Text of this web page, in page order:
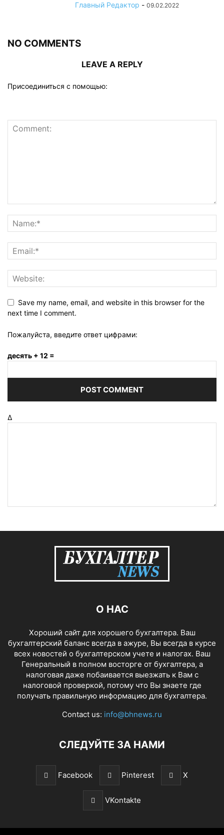
Главный Редактор - 09.02.2022
NO COMMENTS
LEAVE A REPLY
Присоединиться с помощью:
Save my name, email, and website in this browser for the
next time I comment.
Пожалуйста, введите ответ цифрами:
десять + 12 =
Δ
О НАС
Хороший сайт для хорошего бухгалтера. Ваш
бухгалтерский баланс всегда в ажуре, Вы всегда в курсе
всех новостей о бухгалтерском учете и налогах. Ваш
Генеральный в полном восторге от бухгалтера, а
налоговая даже побаивается выезжать к Вам с
налоговой проверкой, потому что Вы знаете где
получать правильную информацию для бухгалтера.
Contact us: info@bhnews.ru
СЛЕДУЙТЕ ЗА НАМИ
Facebook Pinterest X
VKontakte